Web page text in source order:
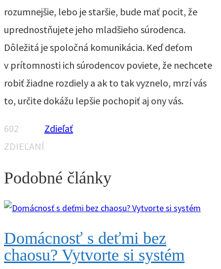
rozumnejšie, lebo je staršie, bude mať pocit, že
uprednostňujete jeho mladšieho súrodenca.
Dôležitá je spoločná komunikácia. Keď deťom
v prítomnosti ich súrodencov poviete, že nechcete
robiť žiadne rozdiely a ak to tak vyznelo, mrzí vás
to, určite dokážu lepšie pochopiť aj ony vás.
602
ZDIEĽANÍ
Zdieľať
Podobné články
Domácnosť s deťmi bez
chaosu? Vytvorte si systém